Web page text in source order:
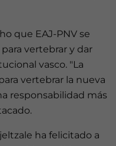
que EAJ-PNV se
vertebrar y dar
vasco. "La
vertebrar la nueva
responsabilidad más
ha felicitado a